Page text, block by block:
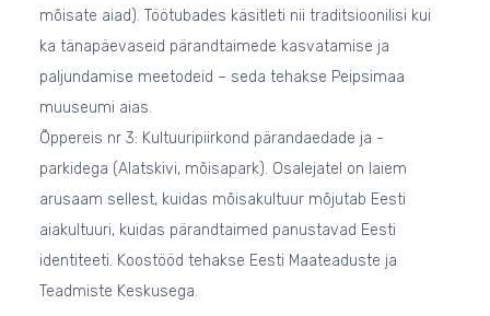
mõisate aiad). Töötubades käsitleti nii traditsioonilisi kui
ka tänapäevaseid pärandtaimede kasvatamise ja
paljundamise meetodeid – seda tehakse Peipsimaa
muuseumi aias.
Õppereis nr 3: Kultuuripiirkond pärandaedade ja -
parkidega (Alatskivi, mõisapark). Osalejatel on laiem
arusaam sellest, kuidas mõisakultuur mõjutab Eesti
aiakultuuri, kuidas pärandtaimed panustavad Eesti
identiteeti. Koostööd tehakse Eesti Maateaduste ja
Teadmiste Keskusega.